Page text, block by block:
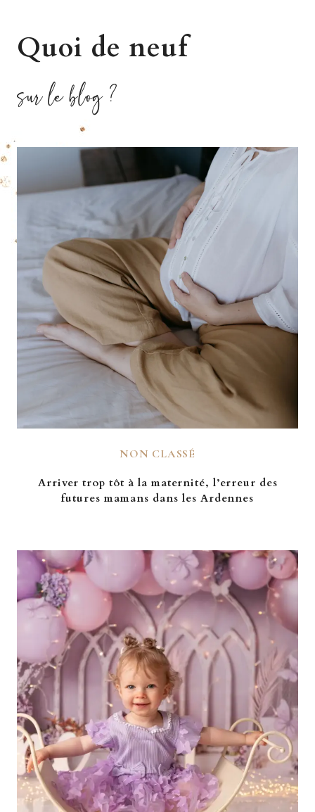
Quoi de neuf
sur le blog ?
NON CLASSÉ
Arriver trop tôt à la maternité, l’erreur des
futures mamans dans les Ardennes